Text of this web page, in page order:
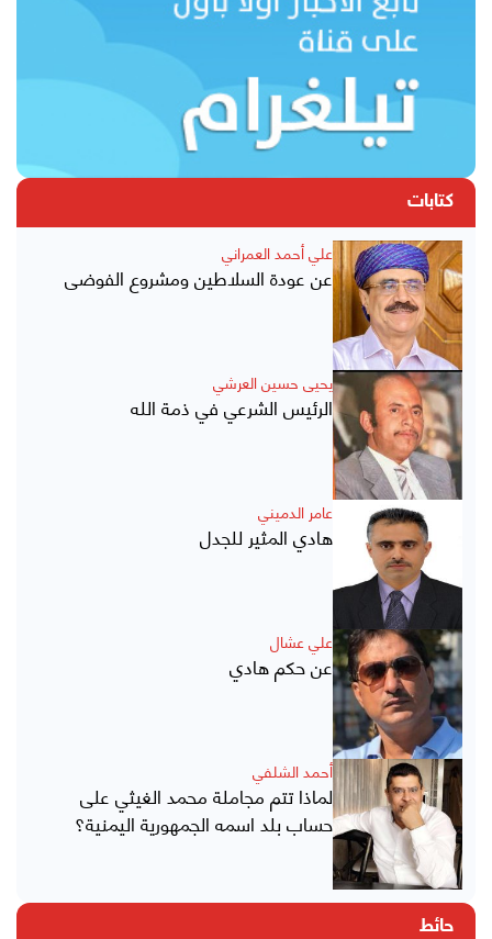
كتابات
علي أحمد العمراني
عن عودة السلاطين ومشروع الفوضى
يحيى حسين العرشي
الرئيس الشرعي في ذمة الله
عامر الدميني
هادي المثير للجدل
علي عشال
عن حكم هادي
أحمد الشلفي
لماذا تتم مجاملة محمد الغيثي على
حساب بلد اسمه الجمهورية اليمنية؟
حائط